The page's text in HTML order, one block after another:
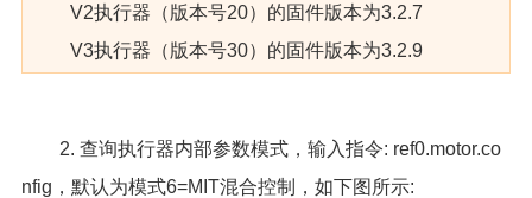
V2执行器（版本号20）的固件版本为3.2.7
V3执行器（版本号30）的固件版本为3.2.9
2. 查询执行器内部参数模式，输入指令: ref0.motor.co
nfig，默认为模式6=MIT混合控制，如下图所示: